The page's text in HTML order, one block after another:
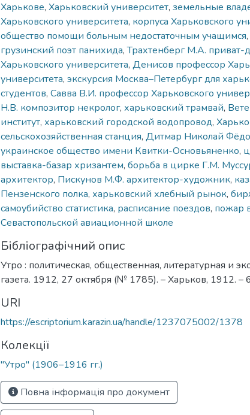
Харькове, Харьковский университет, земельные
Харьковского университета, корпуса Харьковского
общество помощи больным недостаточным учащимся,
грузинский поэт панихида,Трахтенберг М.А. приват-
Харьковского университета, Денисов профессор
университета, экскурсия Москва–Петербург для
студентов, Савва В.И. профессор Харьковского
Н.В. композитор некролог, харьковский трамвай,
институт, харьковский городской водопровод,
сельскохозяйственная станция, Дитмар Николай
украинское общество имени Квитки-Основьяненко,
выставка-базар хризантем, борьба в цирке Г.М.
архитектор, Пискунов М.Ф. архитектор-художник,
Пензенского полка, харьковский хлебный рынок,
самоубийство статистика, расписание поездов, пожар
Севастопольской авиационной школе
Бібліографічний опис
Утро : политическая, общественная, литературная и
газета. 1912, 27 октября (№ 1785). – Харьков, 1912. –
URI
https://escriptorium.karazin.ua/handle/1237075002/1378
Колекції
"Утро" (1906–1916 гг.)
Повна інформація про документ